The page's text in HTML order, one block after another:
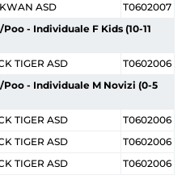
ASD
T0602007
- Individuale F Kids (10-11
TIGER ASD
T0602006
- Individuale M Novizi (0-5
TIGER ASD
T0602006
TIGER ASD
T0602006
TIGER ASD T0602006